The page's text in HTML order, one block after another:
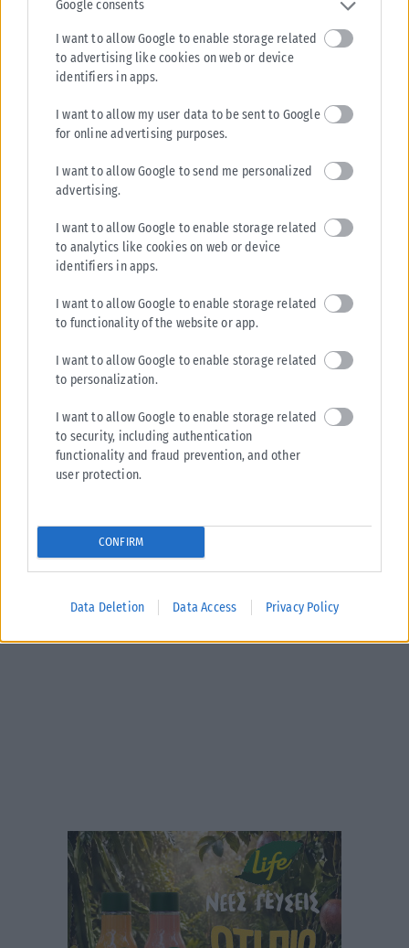
Google consents
I want to allow Google to enable storage related
to advertising like cookies on web or device
identifiers in apps.
I want to allow my user data to be sent to Google
for online advertising purposes.
I want to allow Google to send me personalized
advertising.
I want to allow Google to enable storage related
to analytics like cookies on web or device
identifiers in apps.
I want to allow Google to enable storage related
to functionality of the website or app.
I want to allow Google to enable storage related
to personalization.
I want to allow Google to enable storage related
to security, including authentication
functionality and fraud prevention, and other
user protection.
CONFIRM
Data Deletion Data Access Privacy Policy
ΠΑΣΟΚ: «Ποιος θα πληρώσει τα 40 εκατ. ευρώ για τα
“Σπιτάκια Ανακύκλωσης”;»
Το ερώτημα «ποιος θα πληρώσει τον λογαριασμό» των 40 εκατ. για τα
ΑΝΑΡΤΉΘΗΚΕ ΑΠΌKARFITSANEWS 07/08/2026
ΠΟΛΙΤΙΚΉ
Κριτική στην κυβέρνηση για την οικονομική της πολιτική άσκησε ο
Κώστας Τσουκαλάς, με αφορμή την τελευταία έκθεση του ΟΟΣΑ.
ΑΝΑΡΤΉΘΗΚΕ ΑΠΌKARFITSANEWS 07/08/2026